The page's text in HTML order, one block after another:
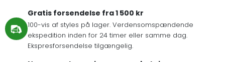
Gratis forsendelse fra 1 500 kr
100-vis af styles på lager. Verdensomspændende
ekspedition inden for 24 timer eller samme dag.
Ekspresforsendelse tilgængelig.